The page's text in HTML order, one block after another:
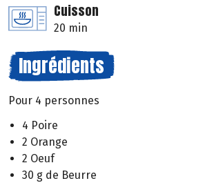
Cuisson
20 min
Ingrédients
Pour 4 personnes
4 Poire
2 Orange
2 Oeuf
30 g de Beurre